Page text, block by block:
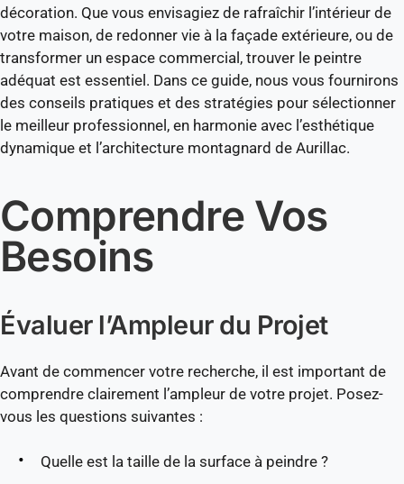
décoration. Que vous envisagiez de rafraîchir l’intérieur de
votre maison, de redonner vie à la façade extérieure, ou de
transformer un espace commercial, trouver le peintre
adéquat est essentiel. Dans ce guide, nous vous fournirons
des conseils pratiques et des stratégies pour sélectionner
le meilleur professionnel, en harmonie avec l’esthétique
dynamique et l’architecture montagnard de Aurillac.
Comprendre Vos
Besoins
Évaluer l’Ampleur du Projet
Avant de commencer votre recherche, il est important de
comprendre clairement l’ampleur de votre projet. Posez-
vous les questions suivantes :
Quelle est la taille de la surface à peindre ?